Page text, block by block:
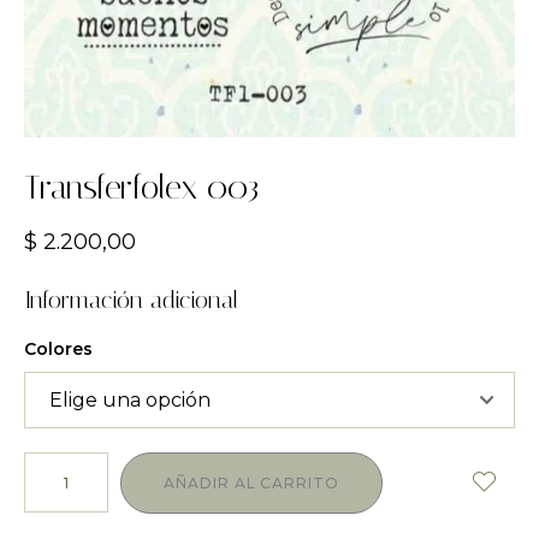
Transferfolex 003
$ 2.200,00
Información adicional
Colores
AÑADIR AL CARRITO